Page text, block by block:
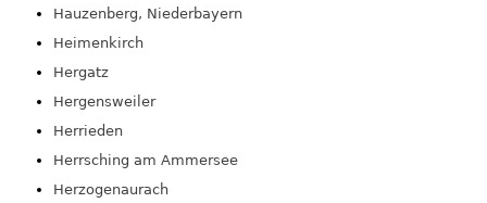
Hauzenberg, Niederbayern
Heimenkirch
Hergatz
Hergensweiler
Herrieden
Herrsching am Ammersee
Herzogenaurach